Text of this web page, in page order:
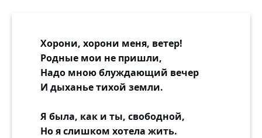
Хорони, хорони меня, ветер!
Родные мои не пришли,
Надо мною блуждающий вечер
И дыханье тихой земли.
Я была, как и ты, свободной,
Но я слишком хотела жить.